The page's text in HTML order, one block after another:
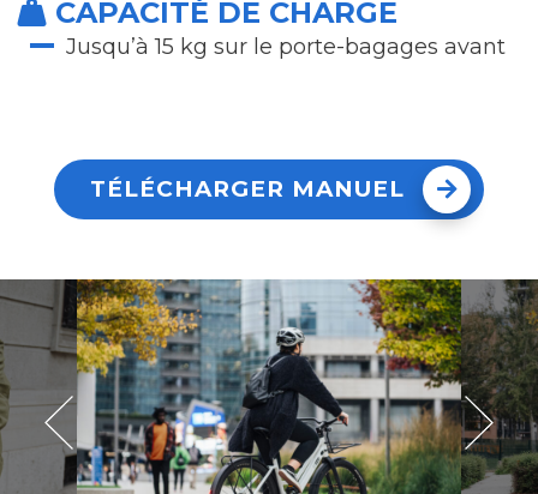
CAPACITÉ DE CHARGE
Jusqu’à 15 kg sur le porte-bagages avant
TÉLÉCHARGER MANUEL